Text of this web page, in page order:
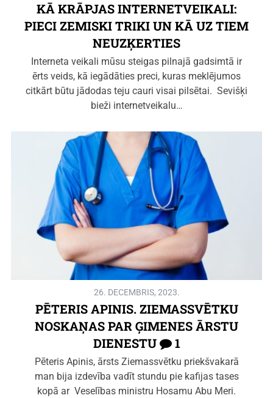
KĀ KRĀPJAS INTERNETVEIKALI:
PIECI ZEMISKI TRIKI UN KĀ UZ TIEM
NEUZĶERTIES
Interneta veikali mūsu steigas pilnajā gadsimtā ir
ērts veids, kā iegādāties preci, kuras meklējumos
citkārt būtu jādodas teju cauri visai pilsētai. Sevišķi
bieži internetveikalu…
26. DECEMBRIS, 2023.
PĒTERIS APINIS. ZIEMASSVĒTKU
NOSKAŅAS PAR ĢIMENES ĀRSTU
DIENESTU
1
Pēteris Apinis, ārsts Ziemassvētku priekšvakarā
man bija izdevība vadīt stundu pie kafijas tases
kopā ar Veselības ministru Hosamu Abu Meri.